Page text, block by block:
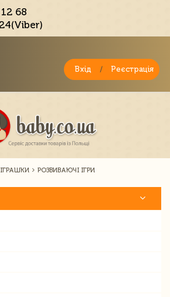
68
Вхід / Реєстрація
ІГРАШКИ РОЗВИВАЮЧІ ІГРИ